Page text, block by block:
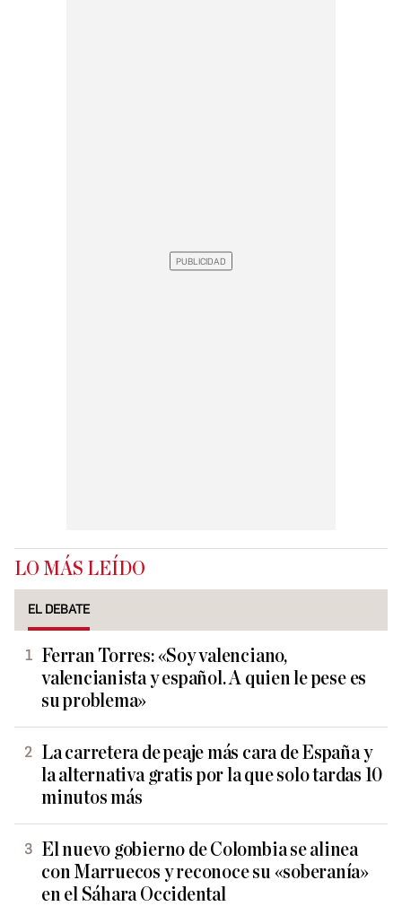
LO MÁS LEÍDO
EL DEBATE
Ferran Torres: «Soy valenciano,
valencianista y español. A quien le pese es
su problema»
La carretera de peaje más cara de España y
la alternativa gratis por la que solo tardas 10
minutos más
El nuevo gobierno de Colombia se alinea
con Marruecos y reconoce su «soberanía»
en el Sáhara Occidental